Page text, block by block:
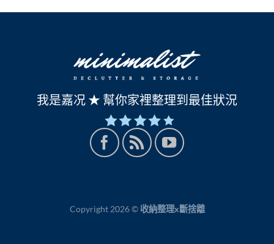
我是嘉况 ★ 幫你家裡整理到最佳狀況
Copyright 2026 © 收納整理x斷捨離